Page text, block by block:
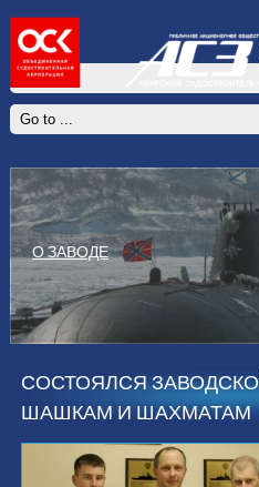
О ЗАВОДЕ
СОСТОЯЛСЯ
ШАШКАМ И ШАХМАТАМ